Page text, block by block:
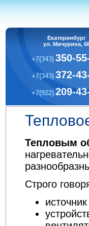
Екатеринбург
ул. Мичурина,
+7(343) 350-
+7(343) 372-
+7(922) 209-
Тепловым
Строго